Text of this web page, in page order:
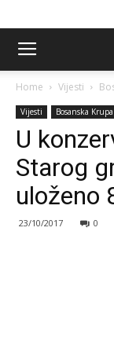
Home Vijesti
Vijesti Bosanska Krupa
U
Starog
uloženo
23/10/2017 0